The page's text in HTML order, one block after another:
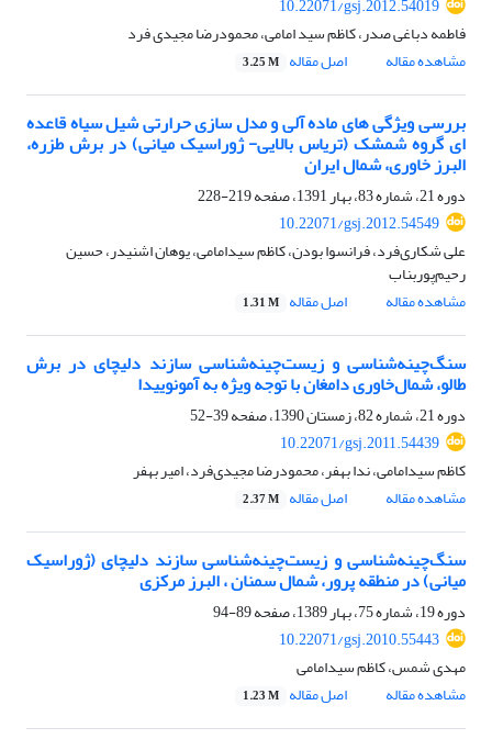
10.22071/gsj.2012.54019
فاطمه دباغی صدر، کاظم سید امامی، محمودرضا مجیدی فرد
مشاهده مقاله
اصل مقاله 3.25 M
بررسی ویژگی های ماده آلی و مدل سازی حرارتی شیل سیاه قاعده
ای گروه شمشک (تریاس بالایی- ژوراسیک میانی) در برش طزره،
البرز خاوری، شمال ایران
دوره 21، شماره 83، بهار 1391، صفحه
219-228
10.22071/gsj.2012.54549
علی شکاری‌فرد، فرانسوا بودن، کاظم سیدامامی، یوهان اشنیدر، حسین
رحیم‌پوربناب
مشاهده مقاله
اصل مقاله 1.31 M
سنگ‌چینه‌شناسی و زیست‌چینه‌شناسی سازند دلیچای در برش
طالو، شمال‌خاوری دامغان با توجه ویژه به آمونوییدا
دوره 21، شماره 82، زمستان 1390، صفحه
39-52
10.22071/gsj.2011.54439
کاظم سیدامامی، ندا بهفر، محمودرضا مجیدی‌فرد، امیر بهفر
مشاهده مقاله
اصل مقاله 2.37 M
سنگ‌چینه‌شناسی و زیست‌چینه‌شناسی سازند دلیچای (ژوراسیک
میانی) در منطقه پرور، شمال سمنان ، البرز مرکزی
دوره 19، شماره 75، بهار 1389، صفحه
89-94
10.22071/gsj.2010.55443
مهدی شمس، کاظم سیدامامی
مشاهده مقاله
اصل مقاله 1.23 M